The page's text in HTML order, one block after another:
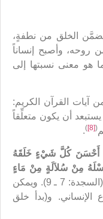
الخلق من نطفةٍ،
روحه، وأصبح إنساناً
هو معنى نسبتها إلى
القرآن الكريم:
أن يكون متعلِّقاً
(
[8]
)
.
أَحْسَنَ كُلَّ شَيْءٍ خَلَقَهُ
مِنْ سُلاَلَةٍ مِنْ مَاءٍ
…﴾ (السجدة: 7 ـ 9). ويمكن
الإنساني. و(بدأ خلق